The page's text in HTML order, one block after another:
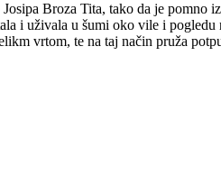
Broza Tita, tako da je pomno
i uživala u šumi oko vile i
vrtom, te na taj način pruža